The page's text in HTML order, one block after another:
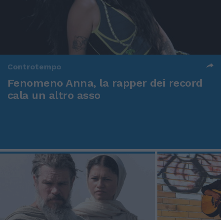
Controtempo
Fenomeno Anna, la rapper dei record
cala un altro asso